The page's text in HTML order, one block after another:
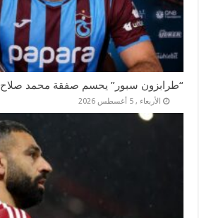
“طرابزون سبور” يحسم صفقة محمد صلاح
الأربعاء , 5 أغسطس 2026